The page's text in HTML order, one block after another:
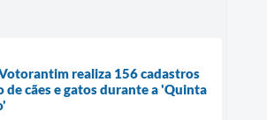
realiza 156 cadastros
de cães e gatos durante a 'Quinta